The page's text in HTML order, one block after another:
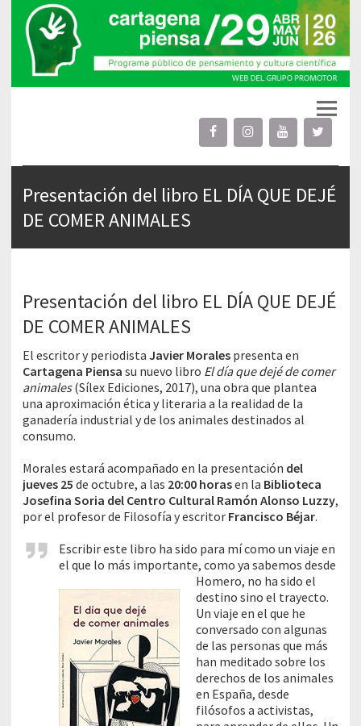
Presentación del libro EL DÍA QUE DEJÉ
DE COMER ANIMALES
Presentación del libro EL DÍA QUE DEJÉ
DE COMER ANIMALES
El escritor y periodista Javier Morales presenta en
Cartagena Piensa su nuevo libro El día que dejé de comer
animales(Sílex Ediciones, 2017), una obra que plantea
una aproximación ética y literaria a la realidad de la
ganadería industrial y de los animales destinados al
consumo.
Morales estará acompañado en la presentación del
jueves 25 de octubre, a las 20:00 horasen la Biblioteca
Josefina Soria del Centro Cultural Ramón Alonso Luzzy,
por el profesor de Filosofía y escritor Francisco Béjar.
Escribir este libro ha sido para mí como un viaje en
el que lo más importante, como ya sabemos desde
Homero, no ha sido el
destino sino el trayecto.
Un viaje en el que he
conversado con algunas
de las personas que más
han meditado sobre los
derechos de los animales
en España, desde
filósofos a activistas,